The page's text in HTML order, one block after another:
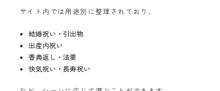
サイト内では用途別に整理されており、
結婚祝い・引出物
出産内祝い
香典返し・法要
快気祝い・長寿祝い